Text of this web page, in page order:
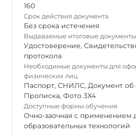
160
Срок действия документа
Без срока истечения
Выдаваемые итоговые документы
Удостоверение,
протокола
Необходимые документы для
физических лиц
Паспорт, СНИЛС, Документ об
Прописка, Фото 3Х4
Доступные формы обучения
Очно-заочная с применением
образовательных технологий